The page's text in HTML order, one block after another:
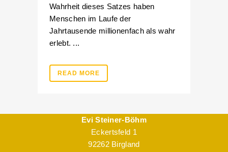
Wahrheit dieses Satzes haben
Menschen im Laufe der
Jahrtausende millionenfach als wahr
erlebt. ...
READ MORE
Evi Steiner-Böhm
Eckertsfeld 1
92262 Birgland